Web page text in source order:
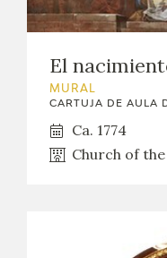
El
MURAL
CARTUJA DE AULA
Ca. 1774
Church of